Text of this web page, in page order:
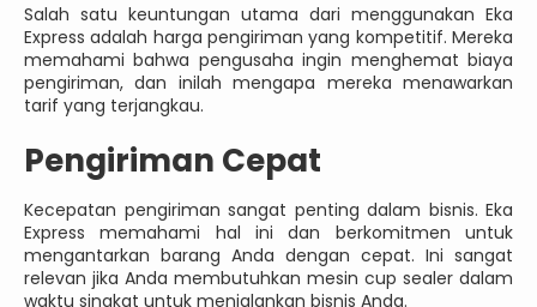
Salah satu keuntungan utama dari menggunakan Eka
Express adalah harga pengiriman yang kompetitif. Mereka
memahami bahwa pengusaha ingin menghemat biaya
pengiriman, dan inilah mengapa mereka menawarkan
tarif yang terjangkau.
Pengiriman Cepat
Kecepatan pengiriman sangat penting dalam bisnis. Eka
Express memahami hal ini dan berkomitmen untuk
mengantarkan barang Anda dengan cepat. Ini sangat
relevan jika Anda membutuhkan mesin cup sealer dalam
waktu singkat untuk menjalankan bisnis Anda.